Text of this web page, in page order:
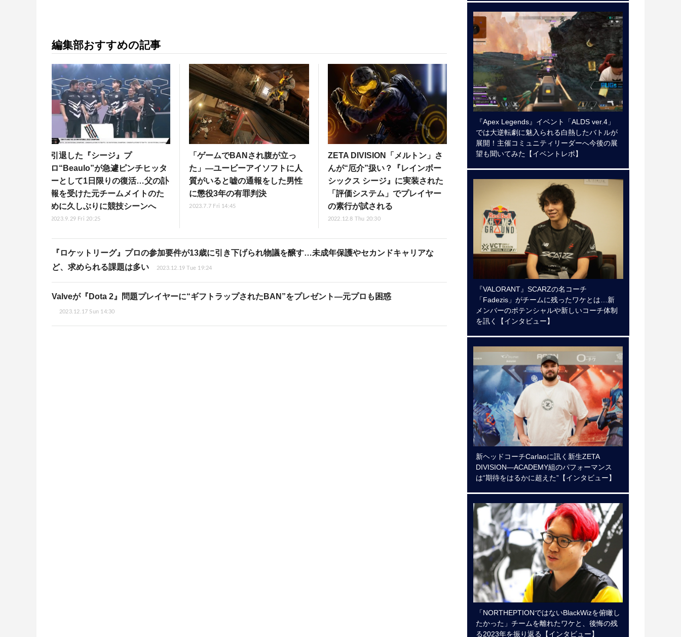
編集部おすすめの記事
引退した『シージ』プ
ロ“Beaulo”が急遽ピンチヒッタ
ーとして1日限りの復活…父の訃
報を受けた元チームメイトのた
めに久しぶりに競技シーンへ
2023.9.29 Fri 20:25
「ゲームでBANされ腹が立っ
た」―ユービーアイソフトに人
質がいると嘘の通報をした男性
に懲役3年の有罪判決
2023.7.7 Fri 14:45
ZETA DIVISION「メルトン」さ
んが“厄介”扱い？『レインボー
シックス シージ』に実装された
「評価システム」でプレイヤー
の素行が試される
2022.12.8 Thu 20:30
『ロケットリーグ』プロの参加要件が13歳に引き下げられ物議を醸す…未成年保護やセカンドキャリアな
ど、求められる課題は多い
2023.12.19 Tue 19:24
Valveが『Dota 2』問題プレイヤーに“ギフトラップされたBAN”をプレゼント―元プロも困惑
2023.12.17 Sun 14:30
『Apex Legends』イベント「ALDS ver.4」
では大逆転劇に魅入られる白熱したバトルが
展開！主催コミュニティリーダーへ今後の展
望も聞いてみた【イベントレポ】
『VALORANT』SCARZの名コーチ
「Fadezis」がチームに残ったワケとは…新
メンバーのポテンシャルや新しいコーチ体制
を訊く【インタビュー】
新ヘッドコーチCarlaoに訊く新生ZETA
DIVISION―ACADEMY組のパフォーマンス
は“期待をはるかに超えた”【インタビュー】
「NORTHEPTIONではないBlackWizを俯瞰し
たかった」チームを離れたワケと、後悔の残
る2023年を振り返る【インタビュー】